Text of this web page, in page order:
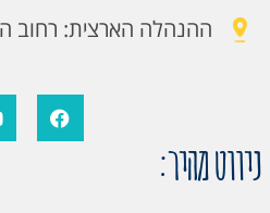
ההנהלה הארצית: רחוב הבושם 11,
ניווט מהיר: